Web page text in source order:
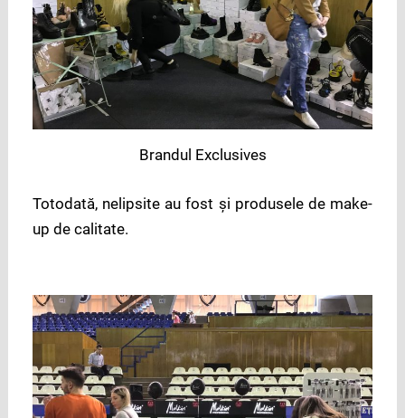
Brandul Exclusives
Totodată, nelipsite au fost și produsele de make-
up de calitate.